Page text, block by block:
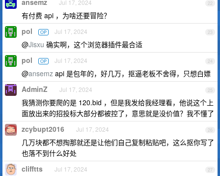
22
ansemz Jul 17, 2024
有付费 api ，为啥还要冒险？
23
pol OP Jul 17, 2024
@Jisxu 确实啊，这个浏览器插件最合适
24
pol OP Jul 17, 2024
@ansemz api 是包年的，好几万，抠逼老板不舍得，只想白嫖
25
AdminZ Jul 17, 2024
我猜测你要爬的是 120.bid ，但是我发给我经理看，他说这个上
面放出来的招投标大部分都被控了，意思就是没价值？我不懂了
26
zcybupt2016 Jul 17, 2024
几万块都不想掏那就还是让他们自己复制粘贴吧，这么抠你写了
也落不到什么好处
27
clifftts Jul 17, 2024